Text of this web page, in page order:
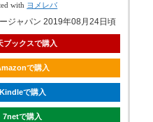
with ヨメレバ
ジャパン 2019年08月24日頃
ブックスで購入
で購入
Kindleで購入
7netで購入